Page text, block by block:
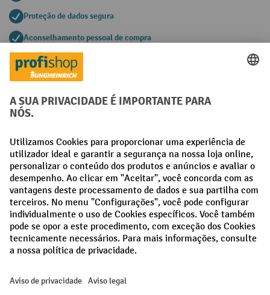
Proteção de dados segura
Aconselhamento pessoal de compra
Métodos de pagamento
Redes sociais
Facebook
LinkedIn
Instagram
Termos e condições gerais Aviso Legal
Todos os preços excl. IVA maiscustos de envio